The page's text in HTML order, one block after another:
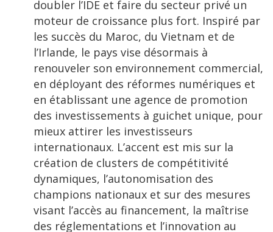
doubler l’IDE et faire du secteur privé un
moteur de croissance plus fort. Inspiré par
les succès du Maroc, du Vietnam et de
l’Irlande, le pays vise désormais à
renouveler son environnement commercial,
en déployant des réformes numériques et
en établissant une agence de promotion
des investissements à guichet unique, pour
mieux attirer les investisseurs
internationaux. L’accent est mis sur la
création de clusters de compétitivité
dynamiques, l’autonomisation des
champions nationaux et sur des mesures
visant l’accès au financement, la maîtrise
des réglementations et l’innovation au